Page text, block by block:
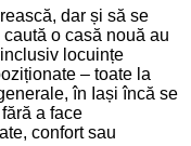
dar și să se
o casă nouă au
locuințe
– toate la
în Iași încă se
fără a face
confort sau